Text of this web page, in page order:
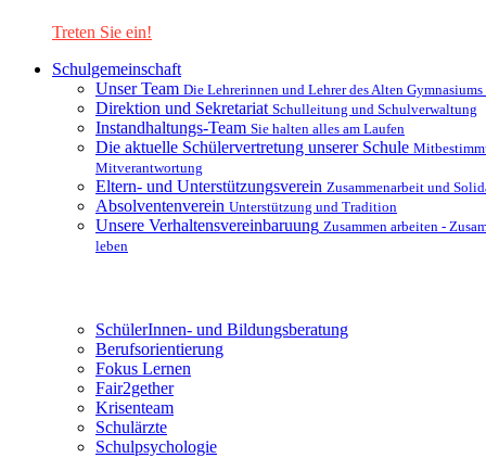
Treten Sie ein!
Schulgemeinschaft
Unser Team Die Lehrerinnen und Lehrer des Alten
Direktion und Sekretariat Schulleitung und Schulverwaltung
Instandhaltungs-Team Sie halten alles am Laufen
Die aktuelle Schülervertretung unserer Schule
Mitverantwortung
Eltern- und Unterstützungsverein Zusammenarbeit und
Absolventenverein Unterstützung und Tradition
Unsere Verhaltensvereinbaruung Zusammen arbeiten -
leben
SchülerInnen- und Bildungsberatung
Berufsorientierung
Fokus Lernen
Fair2gether
Krisenteam
Schulärzte
Schulpsychologie